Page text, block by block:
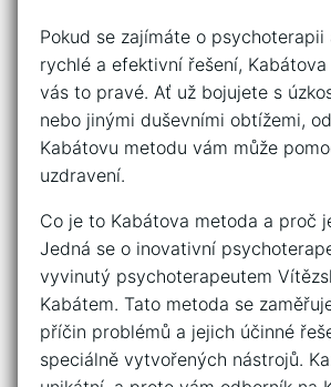
Pokud se zajímáte o psychoterapii
rychlé​ a efektivní řešení,
vás to pravé. Ať už bojujete s
nebo⁤ jinými duševními obtížemi,⁤
Kabátovu ⁢metodu vám může
uzdravení.
Co je ⁢to ‍Kabátova ​metoda a proč
Jedná se o inovativní
vyvinutý psychoterapeutem
Kabátem. Tato metoda se‍
příčin problémů a jejich‌ účinné
speciálně vytvořených nástrojů.